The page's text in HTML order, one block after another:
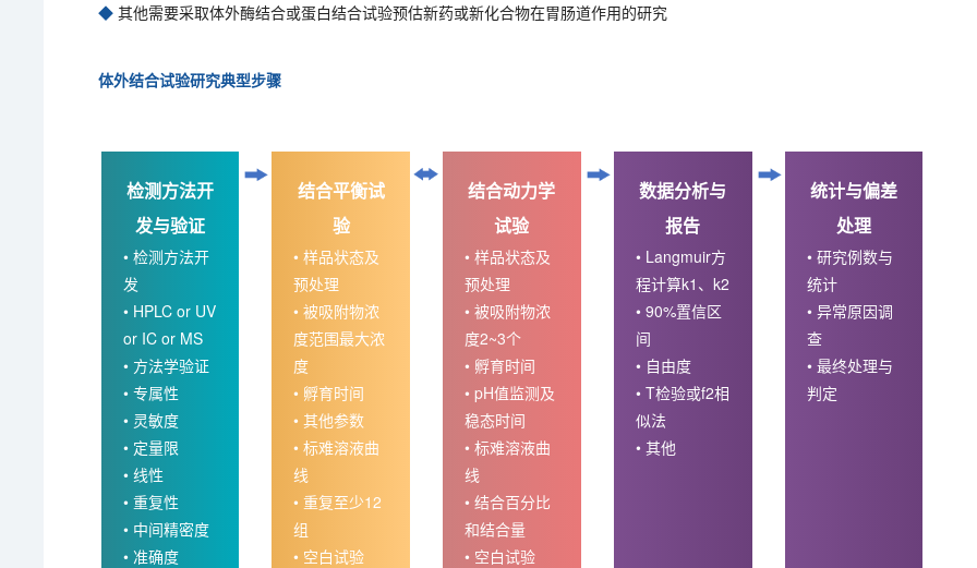
◆ 其他需要采取体外酶结合或蛋白结合试验预估新药或新化合物在胃肠道作用的研究
体外结合试验研究典型步骤
检测方法开
发与验证
• 检测方法开
发
• HPLC or UV
or IC or MS
• 方法学验证
• 专属性
• 灵敏度
• 定量限
• 线性
• 重复性
• 中间精密度
• 准确度
结合平衡试
验
• 样品状态及
预处理
• 被吸附物浓
度范围最大浓
度
• 孵育时间
• 其他参数
• 标难溶液曲
线
• 重复至少12
组
• 空白试验
结合动力学
试验
• 样品状态及
预处理
• 被吸附物浓
度2~3个
• 孵育时间
• pH值监测及
稳态时间
• 标难溶液曲
线
• 结合百分比
和结合量
• 空白试验
数据分析与
报告
• Langmuir方
程计算k1、k2
• 90%置信区
间
• 自由度
• T检验或f2相
似法
• 其他
统计与偏差
处理
• 研究例数与
统计
• 异常原因调
查
• 最终处理与
判定